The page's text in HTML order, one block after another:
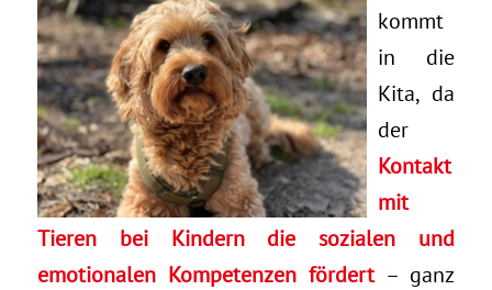
kommt
in die
Kita, da
der
Kontakt
mit
Tieren bei Kindern die sozialen und
emotionalen Kompetenzen fördert– ganz